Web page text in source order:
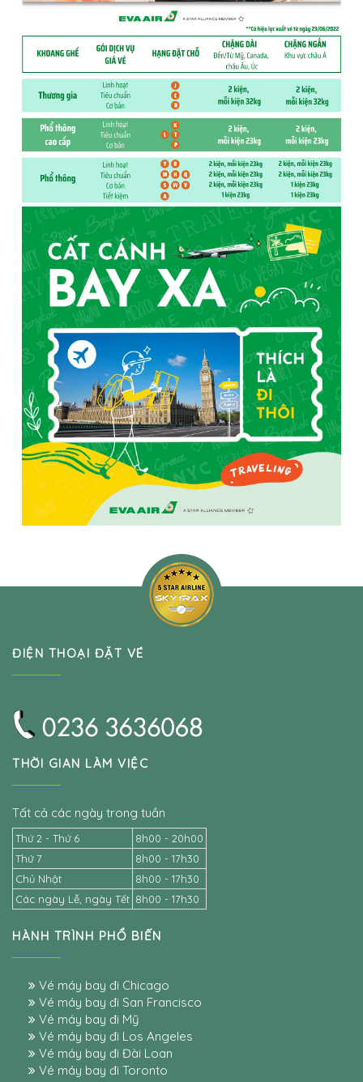
ĐIỆN THOẠI ĐẶT VÉ
THỜI GIAN LÀM VIỆC
Tất cả các ngày trong tuần
Thứ 2 - Thứ 6
8h00 - 20h00
Thứ 7
8h00 - 17h30
Chủ Nhật
8h00 - 17h30
Các ngày Lễ, ngày Tết 8h00 - 17h30
HÀNH TRÌNH PHỔ BIẾN
Vé máy bay đi Chicago
Vé máy bay đi San Francisco
Vé máy bay đi Mỹ
Vé máy bay đi Los Angeles
Vé máy bay đi Đài Loan
Vé máy bay đi Toronto